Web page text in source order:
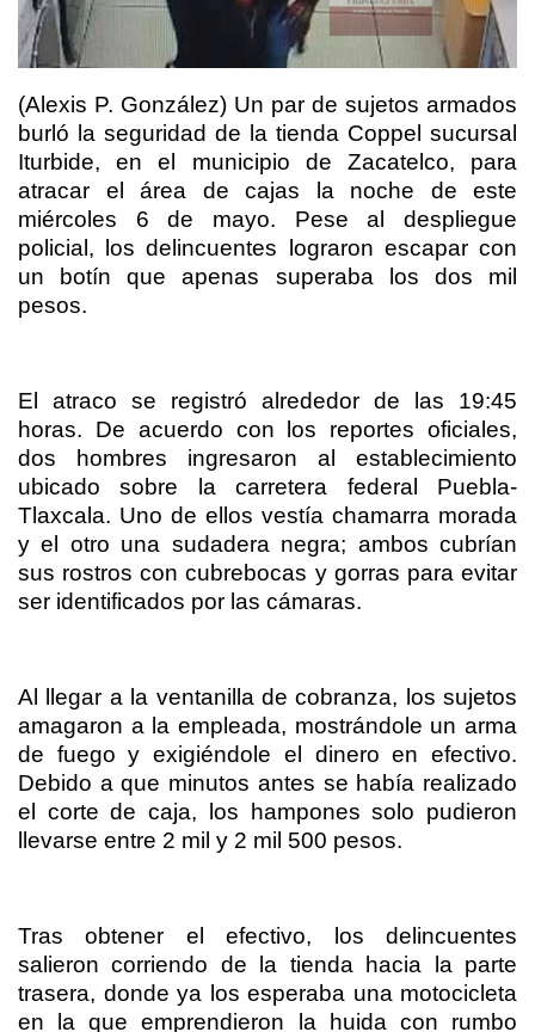
(Alexis P. González) Un par de sujetos armados
burló la seguridad de la tienda Coppel sucursal
Iturbide, en el municipio de Zacatelco, para
atracar el área de cajas la noche de este
miércoles 6 de mayo. Pese al despliegue
policial, los delincuentes lograron escapar con
un botín que apenas superaba los dos mil
pesos.
El atraco se registró alrededor de las 19:45
horas. De acuerdo con los reportes oficiales,
dos hombres ingresaron al establecimiento
ubicado sobre la carretera federal Puebla-
Tlaxcala. Uno de ellos vestía chamarra morada
y el otro una sudadera negra; ambos cubrían
sus rostros con cubrebocas y gorras para evitar
ser identificados por las cámaras.
Al llegar a la ventanilla de cobranza, los sujetos
amagaron a la empleada, mostrándole un arma
de fuego y exigiéndole el dinero en efectivo.
Debido a que minutos antes se había realizado
el corte de caja, los hampones solo pudieron
llevarse entre 2 mil y 2 mil 500 pesos.
Tras obtener el efectivo, los delincuentes
salieron corriendo de la tienda hacia la parte
trasera, donde ya los esperaba una motocicleta
en la que emprendieron la huida con rumbo